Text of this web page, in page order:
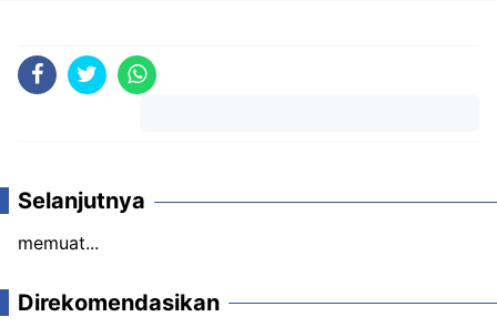
Selanjutnya
memuat...
Direkomendasikan